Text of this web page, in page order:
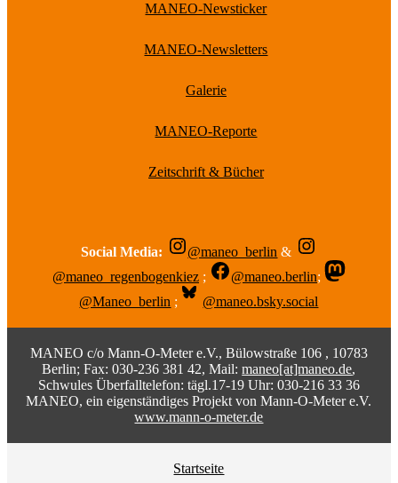
MANEO-Newsticker
MANEO-Newsletters
Galerie
MANEO-Reporte
Zeitschrift & Bücher
Social Media: @maneo_berlin &
@maneo_regenbogenkiez ; @maneo.berlin;
@Maneo_berlin ; @maneo.bsky.social
MANEO c/o Mann-O-Meter e.V., Bülowstraße 106 , 10783
Berlin; Fax: 030-236 381 42, Mail:maneo[at]maneo.de,
Schwules Überfalltelefon: tägl.17-19 Uhr: 030-216 33 36
MANEO, ein eigenständiges Projekt von Mann-O-Meter e.V.
www.mann-o-meter.de
Startseite